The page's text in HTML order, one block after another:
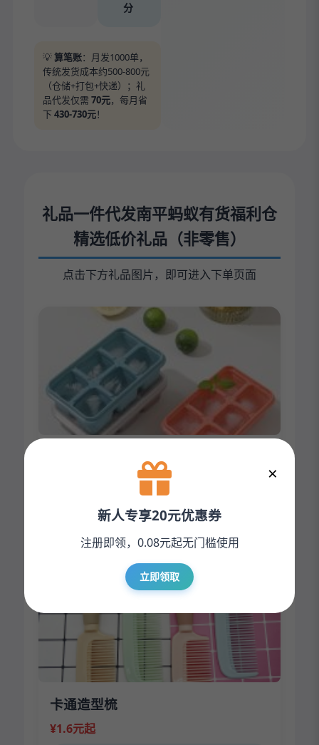
分
💡算笔账：月发1000单，
传统发货成本约500-800元
（仓储+打包+快递）；礼
品代发仅需 70元，每月省
下430-730元！
礼品一件代发南平蚂蚁有货福利仓
精选低价礼品（非零售）
点击下方礼品图片，即可进入下单页面
立即下单
卡通造型梳
¥1.6元起
×
新人专享20元优惠券
注册即领，0.08元起无门槛使用
立即领取